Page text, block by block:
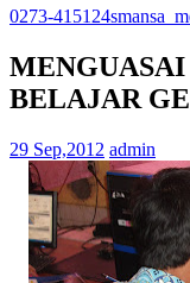
0273-415124
BELAJAR
29 Sep,2012 admin